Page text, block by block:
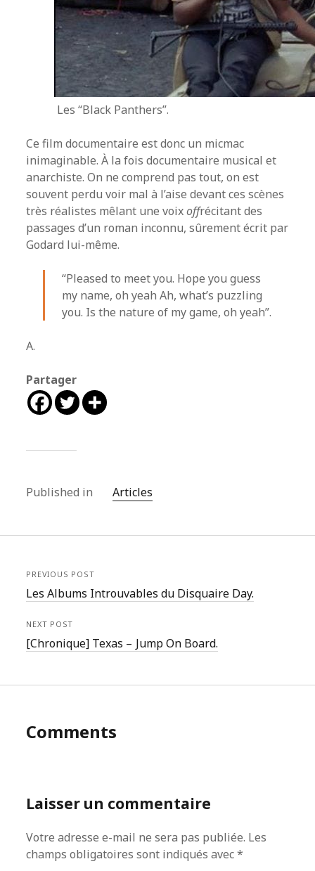
Les “Black Panthers”.
Ce film documentaire est donc un micmac
inimaginable. À la fois documentaire musical et
anarchiste. On ne comprend pas tout, on est
souvent perdu voir mal à l’aise devant ces scènes
très réalistes mêlant une voixoffrécitant des
passages d’un roman inconnu, sûrement écrit par
Godard lui-même.
“Pleased to meet you. Hope you guess
my name, oh yeah Ah, what’s puzzling
you. Is the nature of my game, oh yeah”.
A.
Partager
Published in Articles
PREVIOUS POST
Les Albums Introuvables du Disquaire Day.
NEXT POST
[Chronique] Texas – Jump On Board.
Comments
Laisser un commentaire
Votre adresse e-mail ne sera pas publiée. Les
champs obligatoires sont indiqués avec*